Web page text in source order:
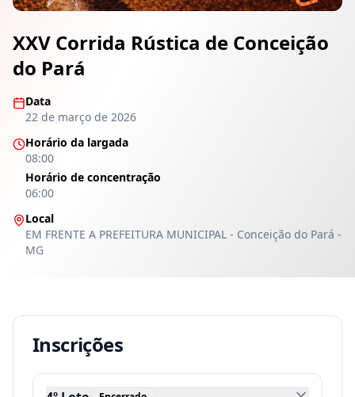
XXV Corrida Rústica de Conceição
do Pará
Data
22 de março de 2026
Horário da largada
08:00
Horário de concentração
06:00
Local
EM FRENTE A PREFEITURA MUNICIPAL - Conceição do Pará -
MG
Inscrições